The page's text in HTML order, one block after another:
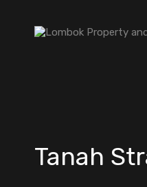
Tanah